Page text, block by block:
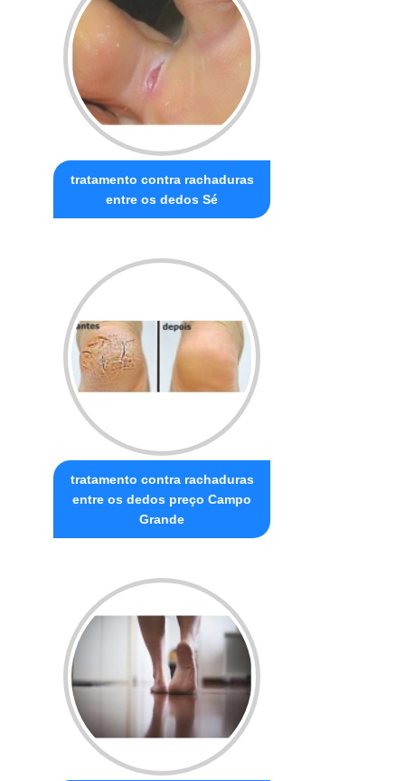
tratamento contra rachaduras
entre os dedos Sé
tratamento contra rachaduras
entre os dedos preço Campo
Grande